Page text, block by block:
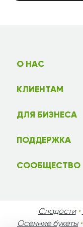
О НАС
КЛИЕНТАМ
ДЛЯ БИЗНЕСА
ПОДДЕРЖКА
СООБЩЕСТВО
Сладости•
Осенние букеты•